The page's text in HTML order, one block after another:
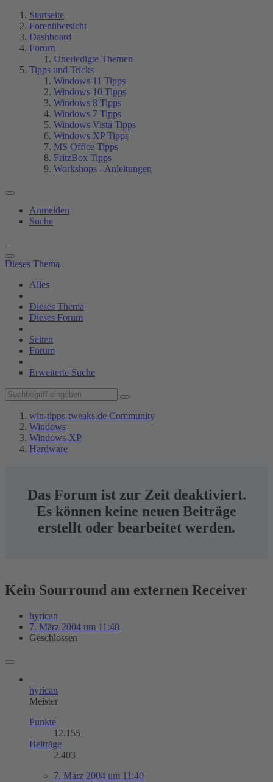
Startseite
Forenübersicht
Dashboard
Forum
Unerledigte Themen
Tipps und Tricks
Windows 11 Tipps
Windows 10 Tipps
Windows 8 Tipps
Windows 7 Tipps
Windows Vista Tipps
Windows XP Tipps
MS Office Tipps
FritzBox Tipps
Workshops - Anleitungen
Anmelden
Suche
Dieses Thema
Alles
Dieses Thema
Dieses Forum
Seiten
Forum
Erweiterte Suche
win-tipps-tweaks.de Community
Windows
Windows-XP
Hardware
Das Forum ist zur Zeit deaktiviert.
Es können keine neuen Beiträge
erstellt oder bearbeitet werden.
Kein Sourround am externen Receiver
hyrican
7. März 2004 um 11:40
Geschlossen
hyrican
Meister
Punkte
12.155
Beiträge
2.403
7. März 2004 um 11:40